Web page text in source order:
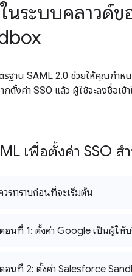
นระบบคลาวด์ข
รฐาน SAML 2.0 ช่วยให้คุณกำห
กตั้งค่า SSO แล้ว ผู้ใช้จะลงชื่อเ
เพื่อตั้งค่า SSO
วรทราบก่อนที่จะเริ่มต้น
อนที่ 1: ตั้งค่า Google เป็นผู้ให้บ
อนที่ 2: ตั้งค่า Salesforce